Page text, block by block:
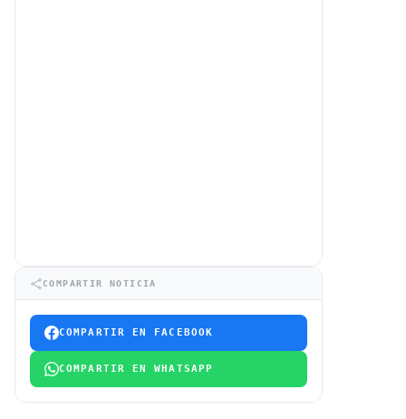
COMPARTIR NOTICIA
COMPARTIR EN FACEBOOK
COMPARTIR EN WHATSAPP